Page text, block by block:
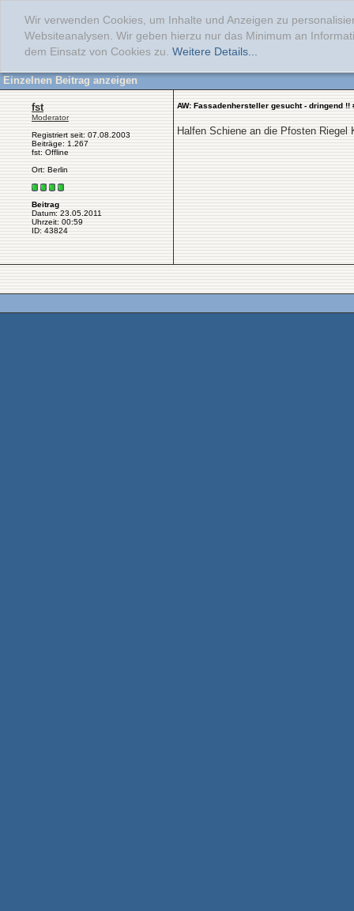
Wir verwenden Cookies, um Inhalte und Anzeigen zu
Websiteanalysen. Wir geben hierzu nur das Minimum an
dem Einsatz von Cookies zu. Weitere Details...
Einzelnen Beitrag anzeigen
fst
Moderator
Registriert seit: 07.08.2003
Beiträge: 1.267
fst: Offline
Ort: Berlin
Beitrag
Datum: 23.05.2011
Uhrzeit: 00:59
ID: 43824
AW: Fassadenhersteller gesucht - dringend !!
Halfen Schiene an die Pfosten Riegel